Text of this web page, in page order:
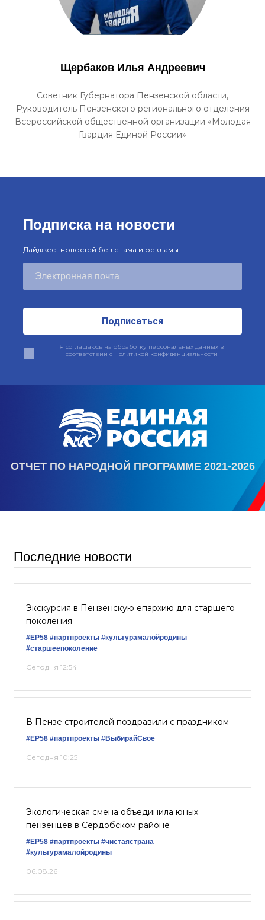
Щербаков Илья Андреевич
Советник Губернатора Пензенской области,
Руководитель Пензенского регионального отделения
Всероссийской общественной организации «Молодая
Гвардия Единой России»
Подписка на новости
Дайджест новостей без спама и рекламы
Подписаться
Я соглашаюсь на обработку персональных данных в
соответствии с Политикой конфиденциальности
ОТЧЕТ ПО НАРОДНОЙ ПРОГРАММЕ 2021-2026
Последние новости
Экскурсия в Пензенскую епархию для старшего
поколения
#ЕР58 #партпроекты #культурамалойродины
#старшеепоколение
Сегодня 12:54
В Пензе строителей поздравили с праздником
#ЕР58 #партпроекты #ВыбирайСвоё
Сегодня 10:25
Экологическая смена объединила юных
пензенцев в Сердобском районе
#ЕР58 #партпроекты #чистаястрана
#культурамалойродины
06.08.26